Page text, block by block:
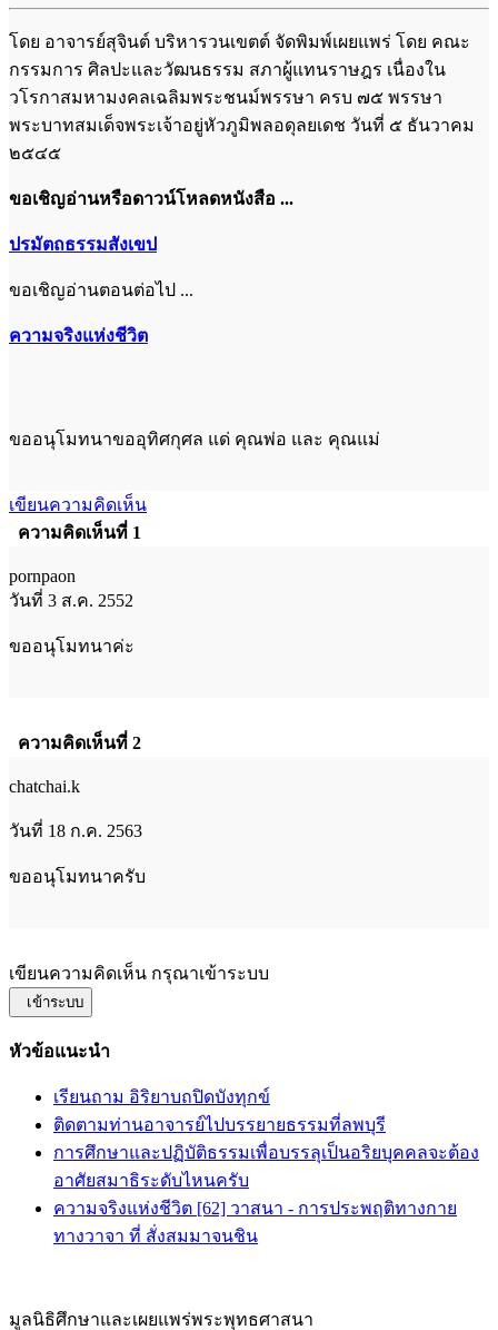
โดย อาจารย์สุจินต์ บริหารวนเขตต์ จัดพิมพ์เผยแพร่ โดย คณะ
กรรมการ ศิลปะและวัฒนธรรม สภาผู้แทนราษฎร เนื่องใน
วโรกาสมหามงคลเฉลิมพระชนม์พรรษา ครบ ๗๕ พรรษา
พระบาทสมเด็จพระเจ้าอยู่หัวภูมิพลอดุลยเดช วันที่ ๕ ธันวาคม
๒๕๔๕
ขอเชิญอ่านหรือดาวน์โหลดหนังสือ ...
ปรมัตถธรรมสังเขป
ขอเชิญอ่านตอนต่อไป ...
ความจริงแห่งชีวิต
ขออนุโมทนาขออุทิศกุศล แด่ คุณพ่อ และ คุณแม่
เขียนความคิดเห็น
ความคิดเห็นที่ 1
pornpaon
วันที่ 3 ส.ค. 2552
ขออนุโมทนาค่ะ
ความคิดเห็นที่ 2
chatchai.k
วันที่ 18 ก.ค. 2563
ขออนุโมทนาครับ
เขียนความคิดเห็น กรุณาเข้าระบบ
เข้าระบบ
หัวข้อแนะนำ
เรียนถาม อิริยาบถปิดบังทุกข์
ติดตามท่านอาจารย์ไปบรรยายธรรมที่ลพบุรี
การศึกษาและปฏิบัติธรรมเพื่อบรรลุเป็นอริยบุคคลจะต้อง
อาศัยสมาธิระดับไหนครับ
ความจริงแห่งชีวิต [62] วาสนา - การประพฤติทางกาย
ทางวาจา ที่ สั่งสมมาจนชิน
มูลนิธิศึกษาและเผยแพร่พระพุทธศาสนา